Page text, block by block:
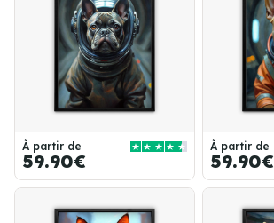
À partir de
59.90€
À partir de
59.90€